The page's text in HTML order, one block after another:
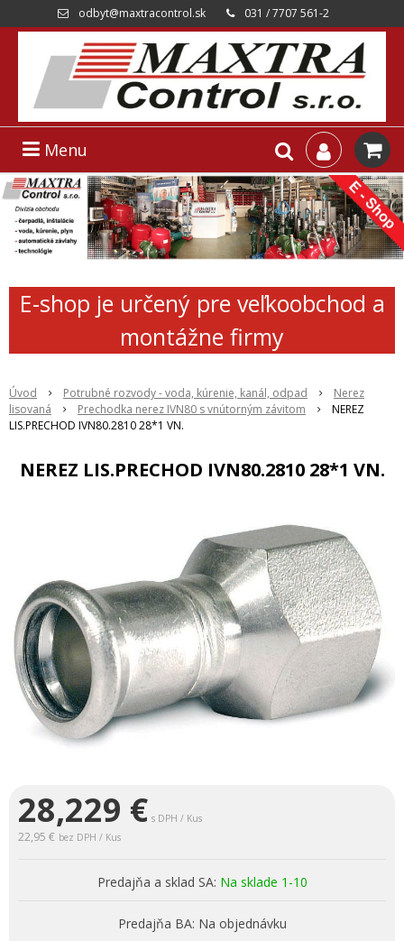
odbyt@maxtracontrol.sk 031 / 7707 561-2
Menu
E-shop je určený pre veľkoobchod a
montážne firmy
Úvod Potrubné rozvody - voda, kúrenie, kanál, odpad
Nerez
lisovaná
Prechodka nerez IVN80 s vnútorným závitom
NEREZ
LIS.PRECHOD IVN80.2810 28*1 VN.
NEREZ LIS.PRECHOD IVN80.2810 28*1 VN.
28,229 € s DPH / Kus
22,95 € bez DPH / Kus
Predajňa a sklad SA: Na sklade 1-10
Predajňa BA: Na objednávku